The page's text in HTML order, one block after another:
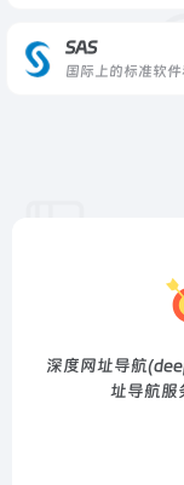
SAS
国际上的标准软
深度网址导航
址导航服